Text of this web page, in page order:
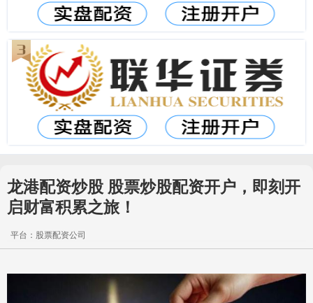
龙港配资炒股 股票炒股配资开户，即刻开
启财富积累之旅！
平台：股票配资公司